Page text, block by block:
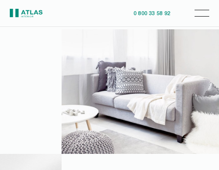
0 800 33 58 92